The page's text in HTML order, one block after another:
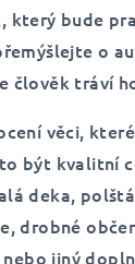
který bude
o
člověk tráví
věci,
být kvalitní
deka,
drobné
jiný